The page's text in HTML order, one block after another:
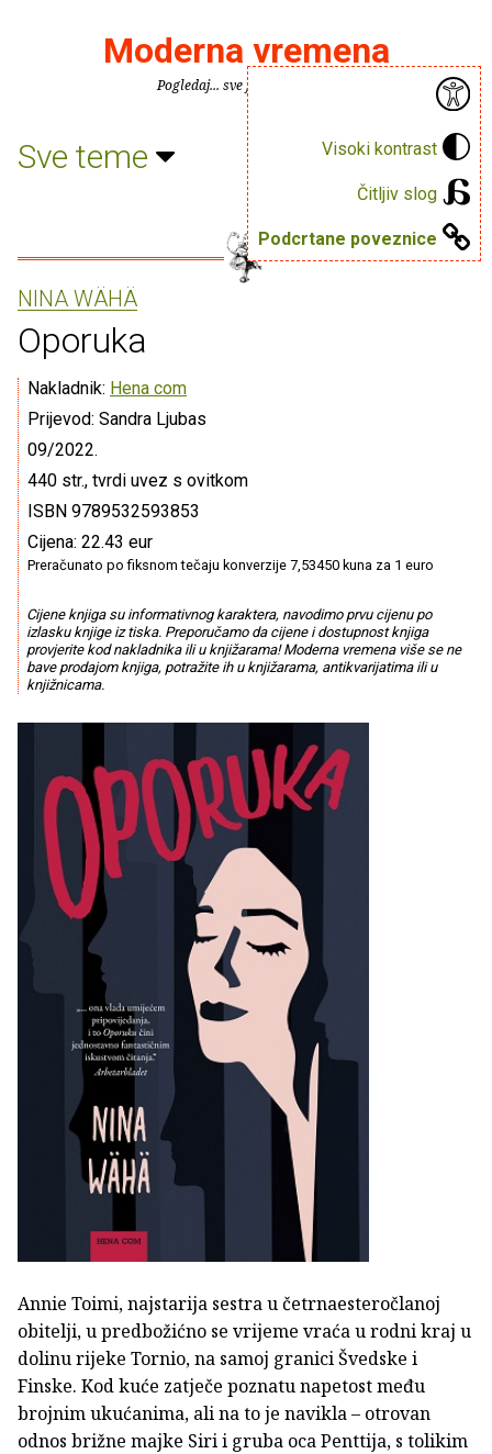
Visoki kontrast
Čitljiv slog
Podcrtane poveznice
Moderna vremena
Pogledaj... sve je puno knjiga.
Sve teme
NINA WÄHÄ
Oporuka
Nakladnik: Hena com
Prijevod: Sandra Ljubas
09/2022.
440 str., tvrdi uvez s ovitkom
ISBN 9789532593853
Cijena: 22.43 eur
Preračunato po fiksnom tečaju konverzije 7,53450 kuna za 1 euro
Cijene knjiga su informativnog karaktera, navodimo prvu cijenu po
izlasku knjige iz tiska. Preporučamo da cijene i dostupnost knjiga
provjerite kod nakladnika ili u knjižarama! Moderna vremena više se ne
bave prodajom knjiga, potražite ih u knjižarama, antikvarijatima ili u
knjižnicama.
Annie Toimi, najstarija sestra u četrnaesteročlanoj
obitelji, u predbožićno se vrijeme vraća u rodni kraj u
dolinu rijeke Tornio, na samoj granici Švedske i
Finske. Kod kuće zatječe poznatu napetost među
brojnim ukućanima, ali na to je navikla – otrovan
odnos brižne majke Siri i gruba oca Penttija, s tolikim